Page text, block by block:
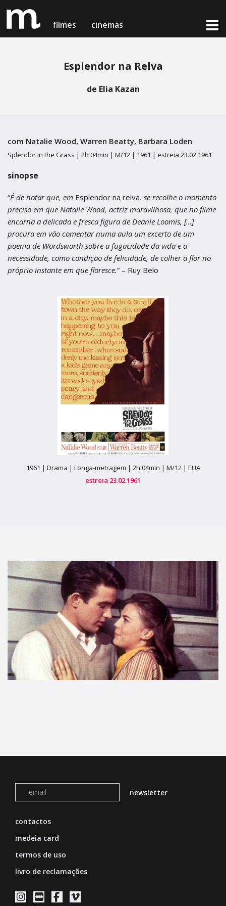
filmes cinemas
Porto
Teatro Campo Alegre
Setúbal
Cinema Charlot - Auditório Municipal
Figueira da Foz
Centro de Artes e Espectáculos
Braga
Teatro Académico Gil Vicente
filmes em exibição
cinemas & horários
Porto
Cinema Charlot - Auditório Municipal
Figueira da Foz
Centro de Artes e Espectáculos
Braga
Teatro Académico Gil Vicente
loja online
sobre nós & contactos
medeia card
termos de uso
Esplendor na Relva
de Elia Kazan
com Natalie Wood, Warren Beatty, Barbara Loden
Splendor in the Grass | 2h 04min | M/12 | 1961 | estreia 23.02.1961
sinopse
“É de notar que, em Esplendor na relva, se recolhe o momento
preciso em que Natalie Wood, actriz maravilhosa, que no filme
encarna a delicada e fresca figura de Deanie Loomis, […]
procura em vão comentar numa aula um excerto de um
poema de Wordsworth sobre a fugacidade da vida e a
necessidade, como condição de felicidade, de colher a flor no
próprio instante em que floresce.” – Ruy Belo
1961 | Drama | Longa-metragem | 2h 04min | M/12 | EUA
estreia 23.02.1961
contactos
medeia card
termos de uso
livro de reclamações